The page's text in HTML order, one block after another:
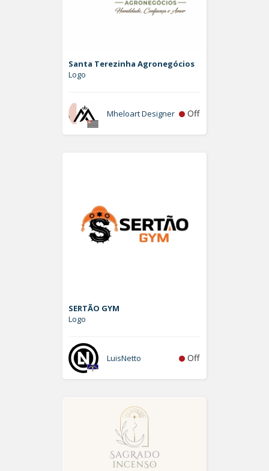
Santa Terezinha Agronegócios
Logo
Mheloart Designer Off
SERTÃO GYM
Logo
LuisNetto Off